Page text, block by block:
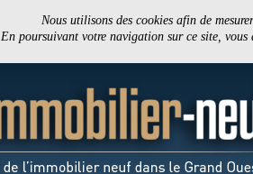
Nous utilisons des cookies afin de
En poursuivant votre navigation sur ce site,